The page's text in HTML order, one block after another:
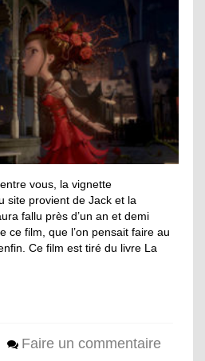
vous, la vignette
site provient de Jack et la
fallu près d’un an et demi
ce film, que l’on pensait faire au
Ce film est tiré du livre La
Faire un commentaire